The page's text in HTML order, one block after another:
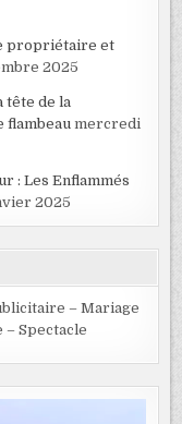
propriétaire et
2025
tête de la
flambeau mercredi
: Les Enflammés
2025
– Mariage
– Spectacle